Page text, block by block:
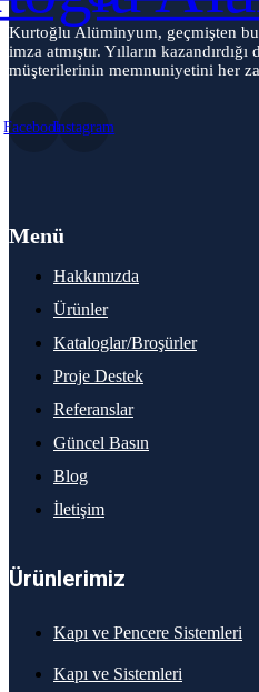
Kurtoğlu Alüminyum, geçmişten
imza atmıştır. Yılların
müşterilerinin memnuniyetini her
FacebookInstagram
Menü
Hakkımızda
Ürünler
Kataloglar/Broşürler
Proje Destek
Referanslar
Güncel Basın
Blog
İletişim
Ürünlerimiz
Kapı ve Pencere Sistemleri
Kapı ve Sistemleri